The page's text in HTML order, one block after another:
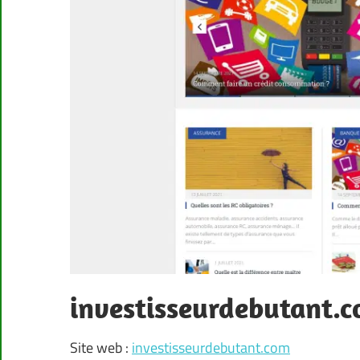
Site web : investisseurdebutant.com